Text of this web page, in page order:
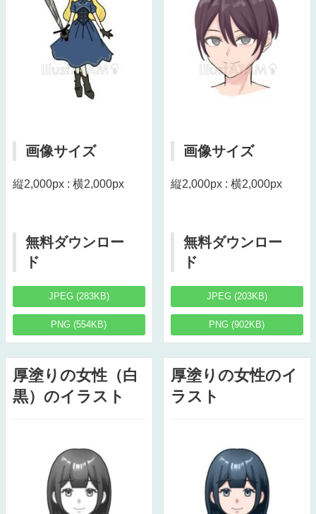
画像サイズ
縦2,000px : 横2,000px
無料ダウンロー
ド
JPEG (283KB)
PNG (554KB)
画像サイズ
縦2,000px : 横2,000px
無料ダウンロー
ド
JPEG (203KB)
PNG (902KB)
厚塗りの女性（白
黒）のイラスト
厚塗りの女性のイ
ラスト